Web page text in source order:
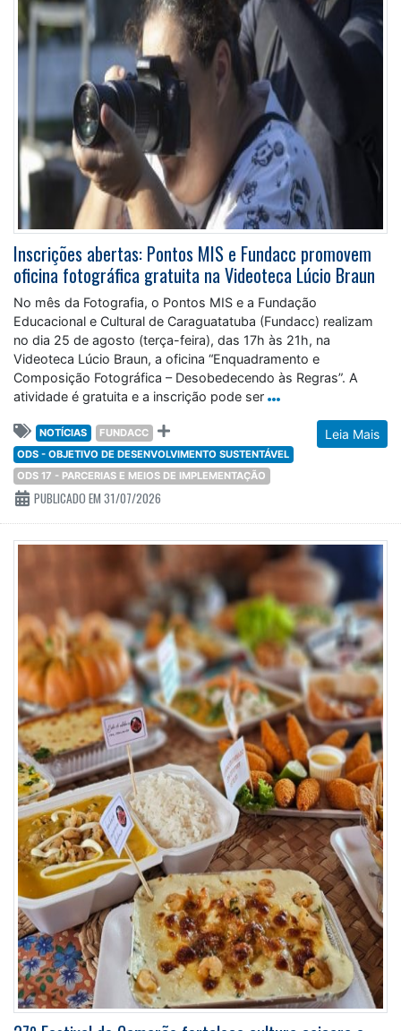
Inscrições abertas: Pontos MIS e Fundacc promovem
oficina fotográfica gratuita na Videoteca Lúcio Braun
No mês da Fotografia, o Pontos MIS e a Fundação
Educacional e Cultural de Caraguatatuba (Fundacc) realizam
no dia 25 de agosto (terça-feira), das 17h às 21h, na
Videoteca Lúcio Braun, a oficina “Enquadramento e
Composição Fotográfica – Desobedecendo às Regras”. A
atividade é gratuita e a inscrição pode ser
Leia Mais
NOTÍCIAS
FUNDACC
ODS - OBJETIVO DE DESENVOLVIMENTO SUSTENTÁVEL
ODS 17 - PARCERIAS E MEIOS DE IMPLEMENTAÇÃO
PUBLICADO EM 31/07/2026